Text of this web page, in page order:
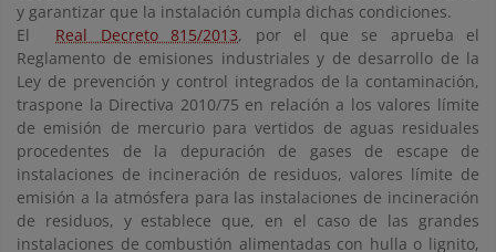
y garantizar que la instalación cumpla dichas condiciones.
El Real Decreto 815/2013, por el que se aprueba el
Reglamento de emisiones industriales y de desarrollo de la
Ley de prevención y control integrados de la contaminación,
traspone la Directiva 2010/75 en relación a los valores límite
de emisión de mercurio para vertidos de aguas residuales
procedentes de la depuración de gases de escape de
instalaciones de incineración de residuos, valores límite de
emisión a la atmósfera para las instalaciones de incineración
de residuos, y establece que, en el caso de las grandes
instalaciones de combustión alimentadas con hulla o lignito,